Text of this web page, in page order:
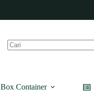
Box Container